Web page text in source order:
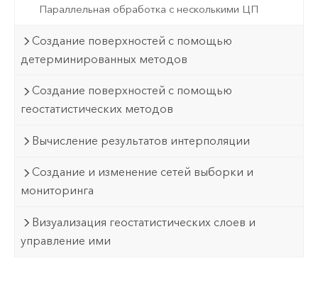
Параллельная обработка с несколькими ЦП
Создание поверхностей с помощью
детерминированных методов
Создание поверхностей с помощью
геостатистических методов
Вычисление результатов интерполяции
Создание и изменение сетей выборки и
мониторинга
Визуализация геостатистических слоев и
управление ими